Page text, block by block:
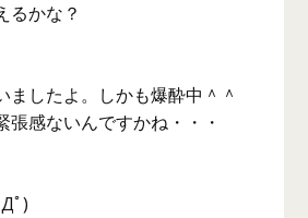
るかな？
ましたよ。しかも爆酔中＾＾
張感ないんですかね・・・
ﾟ)